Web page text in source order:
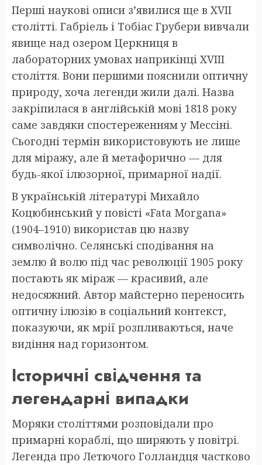
Перші наукові описи з’явилися ще в XVII
столітті. Габріель і Тобіас Грубери вивчали
явище над озером Церкниця в
лабораторних умовах наприкінці XVIII
століття. Вони першими пояснили оптичну
природу, хоча легенди жили далі. Назва
закріпилася в англійській мові 1818 року
саме завдяки спостереженням у Мессіні.
Сьогодні термін використовують не лише
для міражу, але й метафорично — для
будь-якої ілюзорної, примарної надії.
В українській літературі Михайло
Коцюбинський у повісті «Fata Morgana»
(1904–1910) використав цю назву
символічно. Селянські сподівання на
землю й волю під час революції 1905 року
постають як міраж — красивий, але
недосяжний. Автор майстерно переносить
оптичну ілюзію в соціальний контекст,
показуючи, як мрії розпливаються, наче
видіння над горизонтом.
Історичні свідчення та
легендарні випадки
Моряки століттями розповідали про
примарні кораблі, що ширяють у повітрі.
Легенда про Летючого Голландця частково